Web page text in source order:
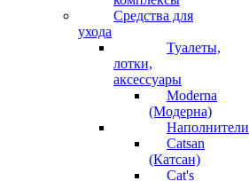
Средства для
ухода
Туалеты,
лотки,
аксессуары
Moderna
(Модерна)
Наполнители
Catsan
(Катсан)
Cat's